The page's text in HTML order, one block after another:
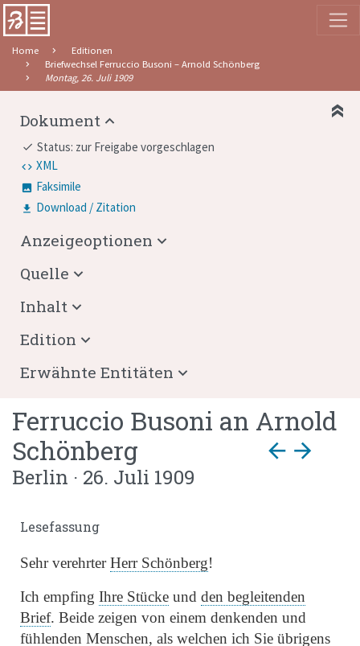
Home
Editionen
Briefwechsel Ferruccio Busoni – Arnold Schönberg
Montag, 26. Juli 1909
Ferruccio Busoni an Arnold
Schönberg
arrow_back arrow_forward
Berlin · 26. Juli 1909
Lesefassung
Sehr verehrterHerr Schönberg!
Ich empfing Ihre Stücke und den begleitenden
Brief. Beide zeigen von einem denkenden und
fühlenden Menschen, als welchen ich Sie übrigens
Dokument
done Status: zur Freigabe vorgeschlagen
XML
Faksimile
Download / Zitation
Anzeigeoptionen
Quelle
Inhalt
Edition
Erwähnte Entitäten